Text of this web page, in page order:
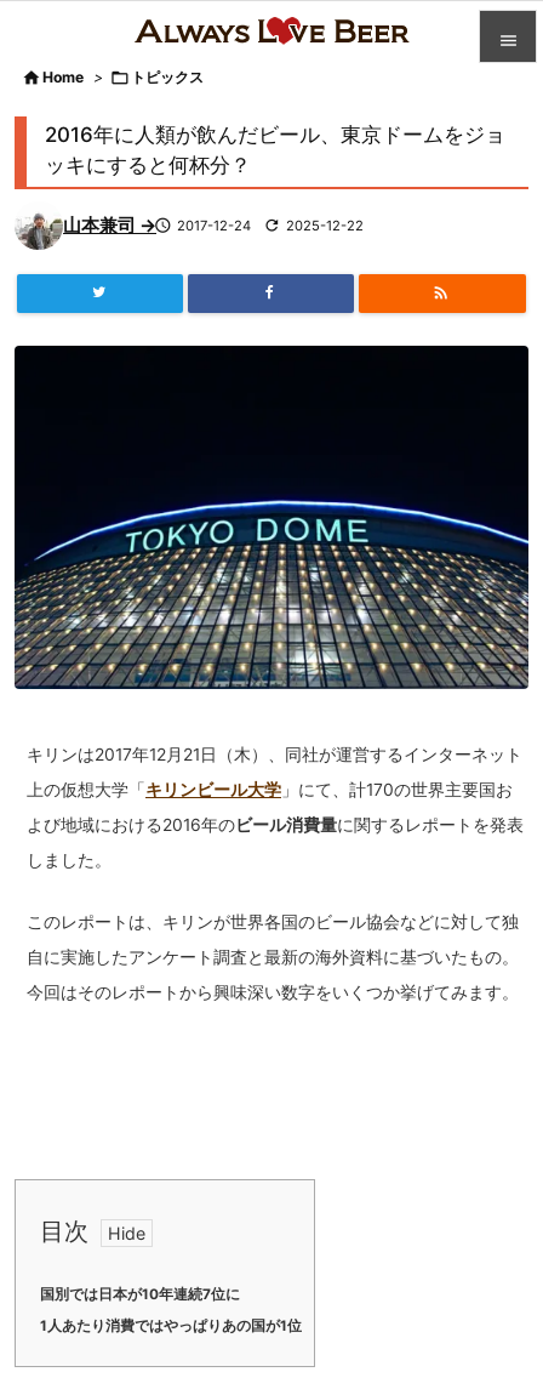



検索
 Home >  トピックス
2016年に人類が飲んだビール、東京ドームをジョ
ッキにすると何杯分？
山本兼司 → 2017-12-24  2025-12-22

キリンは2017年12月21日（木）、同社が運営するインターネット
上の仮想大学「キリンビール大学 」にて、計170の世界主要国お
よび地域における2016年のビール消費量に関するレポートを発表
しました。
このレポートは、キリンが世界各国のビール協会などに対して独
自に実施したアンケート調査と最新の海外資料に基づいたもの。
今回はそのレポートから興味深い数字をいくつか挙げてみます。
目次
国別では日本が10年連続7位に
1人あたり消費ではやっぱりあの国が1位